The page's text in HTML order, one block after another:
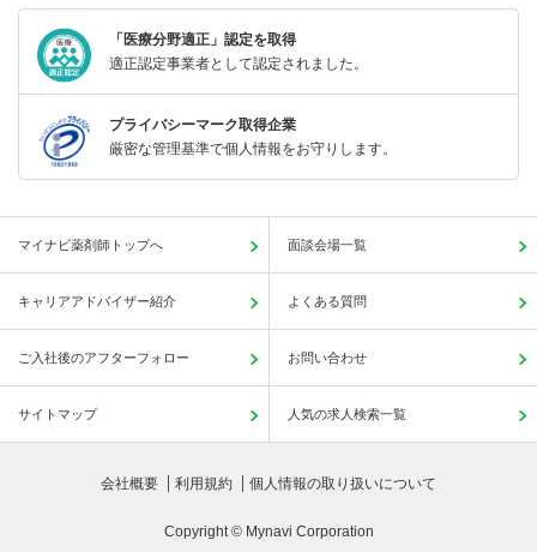
「医療分野適正」認定を取得
適正認定事業者として認定されました。
プライバシーマーク取得企業
厳密な管理基準で個人情報をお守りします。
マイナビ薬剤師トップへ 面談会場一覧
キャリアアドバイザー紹介 よくある質問
ご入社後のアフターフォロー お問い合わせ
サイトマップ 人気の求人検索一覧
会社概要 利用規約 個人情報の取り扱いについて
Copyright © Mynavi Corporation